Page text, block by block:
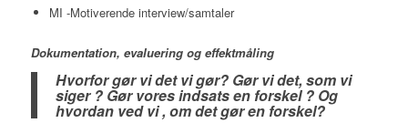
MI -Motiverende interview/samtaler
Dokumentation, evaluering og effektmåling
Hvorfor gør vi det vi gør? Gør vi det, som vi
siger ? Gør vores indsats en forskel ? Og
hvordan ved vi , om det gør en forskel?